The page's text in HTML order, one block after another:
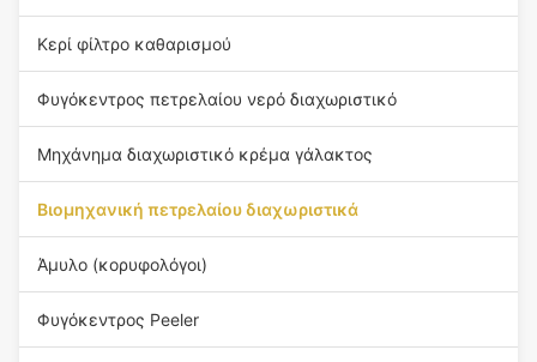
Κερί φίλτρο καθαρισμού
Φυγόκεντρος πετρελαίου νερό διαχωριστικό
Μηχάνημα διαχωριστικό κρέμα γάλακτος
Βιομηχανική πετρελαίου διαχωριστικά
Άμυλο (κορυφολόγοι)
Φυγόκεντρος Peeler